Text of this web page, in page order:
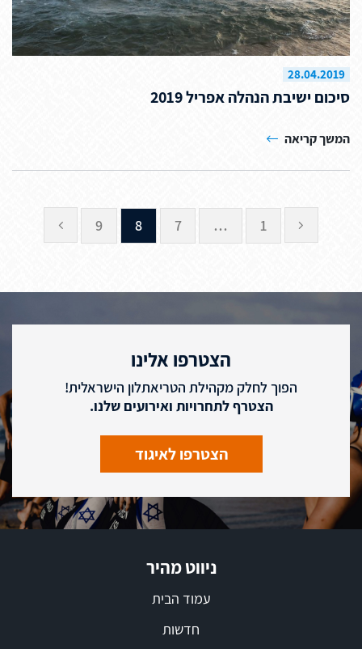
סיכום ישיבת הנהלה אפריל 2019
28.04.2019
המשך קריאה
1
…
7
8
9
הצטרפו אלינו
הפוך לחלק מקהילת הטריאתלון הישראלית!
הצטרף לתחרויות ואירועים שלנו.
הצטרפו לאיגוד
ניווט מהיר
עמוד הבית
חדשות